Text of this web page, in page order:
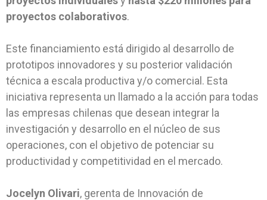
proyectos colaborativos.
Este financiamiento está dirigido al desarrollo de
prototipos innovadores y su posterior validación
técnica a escala productiva y/o comercial. Esta
iniciativa representa un llamado a la acción para todas
las empresas chilenas que desean integrar la
investigación y desarrollo en el núcleo de sus
operaciones, con el objetivo de potenciar su
productividad y competitividad en el mercado.
Jocelyn Olivari, gerenta de Innovación de